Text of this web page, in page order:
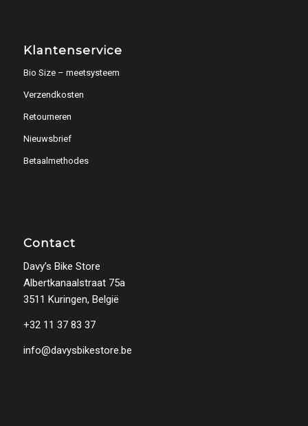
Klantenservice
Bio Size – meetsysteem
Verzendkosten
Retourneren
Nieuwsbrief
Betaalmethodes
Contact
Davy’s Bike Store
Albertkanaalstraat 75a
3511 Kuringen, België
+32 11 37 83 37
info@davysbikestore.be